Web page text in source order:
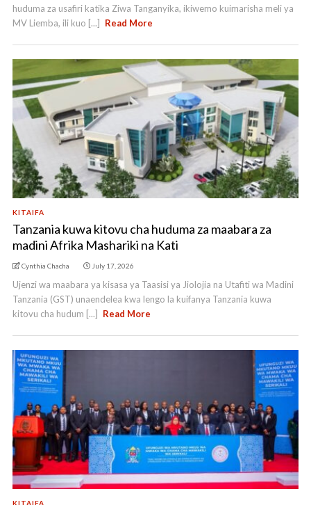
huduma za usafiri katika Ziwa Tanganyika, ikiwemo kuimarisha meli ya
MV Liemba, ili kuo [...]
Read More
KITAIFA
Tanzania kuwa kitovu cha huduma za maabara za
madini Afrika Mashariki na Kati
Cynthia Chacha July 17, 2026
Ujenzi wa maabara ya kisasa ya Taasisi ya Jiolojia na Utafiti wa Madini
Tanzania (GST) unaendelea kwa lengo la kuifanya Tanzania kuwa
kitovu cha hudum [...]
Read More
KITAIFA